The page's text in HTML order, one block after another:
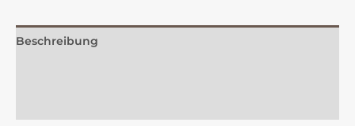
Beschreibung